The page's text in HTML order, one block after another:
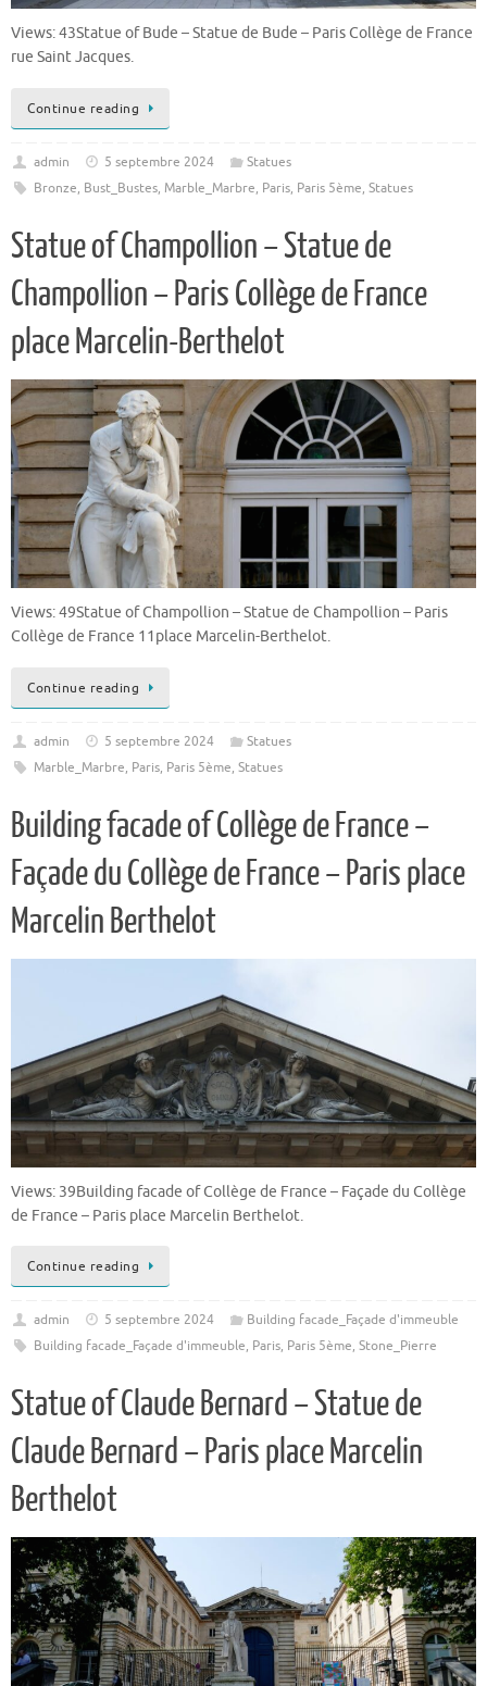
Views: 43Statue of Bude – Statue de Bude – Paris Collège de France
rue Saint Jacques.
Continue reading
admin 5 septembre 2024
Statues
Bronze, Bust_Bustes, Marble_Marbre, Paris, Paris 5ème, Statues
Statue of Champollion – Statue de
Champollion – Paris Collège de France
place Marcelin-Berthelot
Views: 49Statue of Champollion – Statue de Champollion – Paris
Collège de France 11place Marcelin-Berthelot.
Continue reading
admin 5 septembre 2024
Statues
Marble_Marbre, Paris, Paris 5ème, Statues
Building facade of Collège de France –
Façade du Collège de France – Paris place
Marcelin Berthelot
Views: 39Building facade of Collège de France – Façade du Collège
de France – Paris place Marcelin Berthelot.
Continue reading
admin 5 septembre 2024
Building facade_Façade d'immeuble
Building facade_Façade d'immeuble, Paris, Paris 5ème, Stone_Pierre
Statue of Claude Bernard – Statue de
Claude Bernard – Paris place Marcelin
Berthelot